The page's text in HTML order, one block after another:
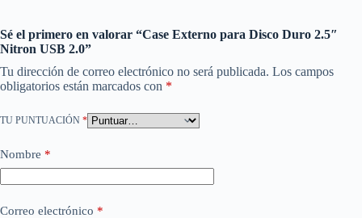
Sé el primero en valorar “Case Externo para Disco Duro 2.5″
Nitron USB 2.0”
Tu dirección de correo electrónico no será publicada. Los campos
obligatorios están marcados con *
TU PUNTUACIÓN *
Nombre *
Correo electrónico *